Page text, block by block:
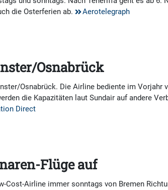
die Osterferien ab.
Aerotelegraph
Osnabrück
Osnabrück. Die Airline bediente im Vorjahr
die Kapazitäten laut Sundair auf andere
Direct
Flüge auf
Airline immer sonntags von Bremen